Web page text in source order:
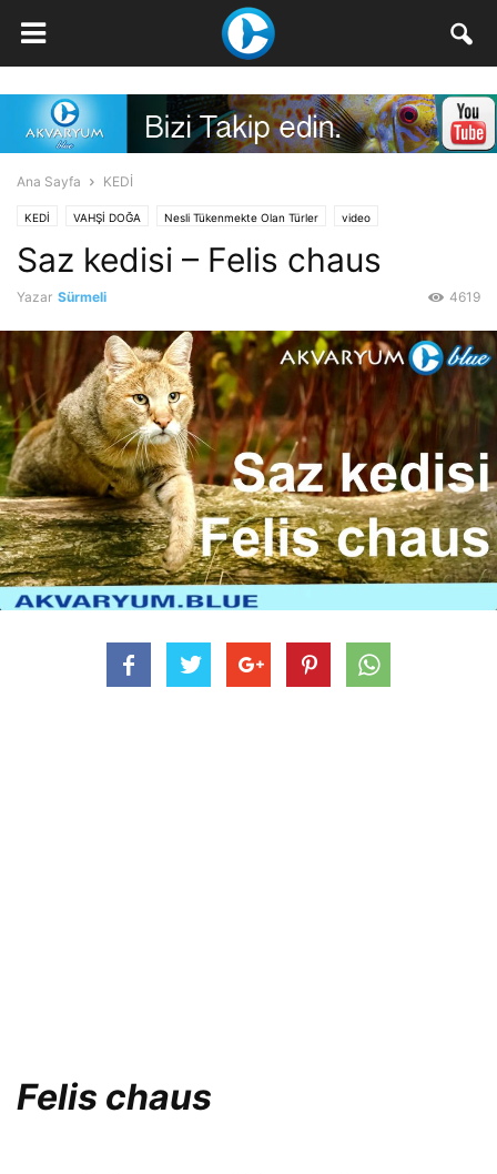
Ana Sayfa KEDİ
KEDİ VAHŞİ DOĞA Nesli Tükenmekte Olan Türler video
Saz kedisi – Felis chaus
Yazar Sürmeli 4619
Felis chaus